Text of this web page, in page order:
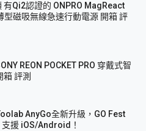
有Qi2認證的 ONPRO MagReact
型磁吸無線急速行動電源 開箱 評
REON POCKET PRO 穿戴式智
箱 評測
AnyGo全新升級，GO Fest
援 iOS/Android！